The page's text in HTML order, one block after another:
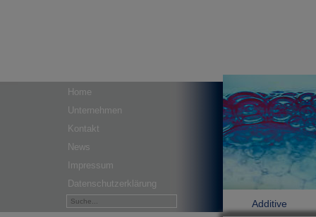
Home
Unternehmen
Kontakt
News
Impressum
Datenschutzerklärung
Additive